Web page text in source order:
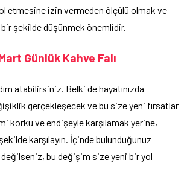
etmesine izin vermeden ölçülü olmak ve
bir şekilde düşünmek önemlidir.
Günlük Kahve Falı
atabilirsiniz. Belki de hayatınızda
gerçekleşecek ve bu size yeni fırsatlar
korku ve endişeyle karşılamak yerine,
karşılayın. İçinde bulunduğunuz
bu değişim size yeni bir yol